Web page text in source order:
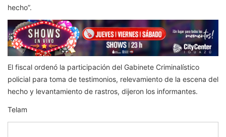
hecho”.
El fiscal ordenó la participación del Gabinete Criminalístico
policial para toma de testimonios, relevamiento de la escena del
hecho y levantamiento de rastros, dijeron los informantes.
Telam